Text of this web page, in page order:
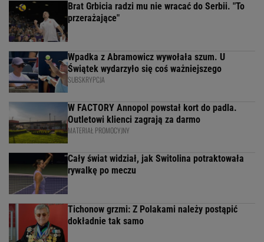
Brat Grbicia radzi mu nie wracać do Serbii. "To
przerażające"
Wpadka z Abramowicz wywołała szum. U
Świątek wydarzyło się coś ważniejszego
SUBSKRYPCJA
W FACTORY Annopol powstał kort do padla.
Outletowi klienci zagrają za darmo
MATERIAŁ PROMOCYJNY
Cały świat widział, jak Switolina potraktowała
rywalkę po meczu
Tichonow grzmi: Z Polakami należy postąpić
dokładnie tak samo